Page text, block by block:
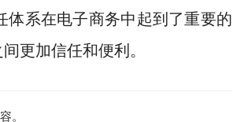
系在电子商务中起到了重要的
更加信任和便利。
。